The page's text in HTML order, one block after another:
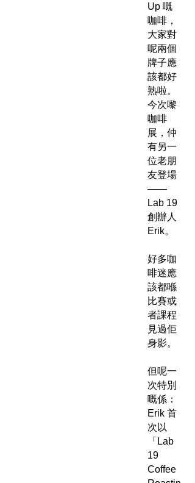
Up 嘅
咖啡，
大家對
呢兩個
牌子應
該都好
熟啦。
今次嚟
咖啡
展，仲
有另一
位老朋
友登場
——
Lab 19
創辦人
Erik。
好多咖
啡迷應
該都喺
比賽或
者課程
見過佢
身影。
但呢一
次特別
嘅係：
Erik 首
次以
「Lab
19
Coffee